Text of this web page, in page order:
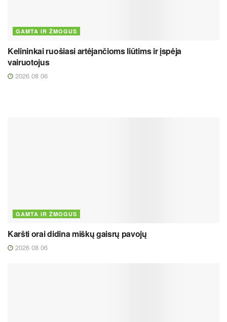
GAMTA IR ŽMOGUS
Kelininkai ruošiasi artėjančioms liūtims ir įspėja
vairuotojus
2026 08 06
GAMTA IR ŽMOGUS
Karšti orai didina miškų gaisrų pavojų
2026 08 06